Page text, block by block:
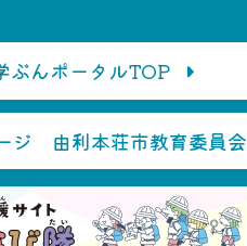
ぶんポータルTOP
ジ 由利本荘市教育委員会